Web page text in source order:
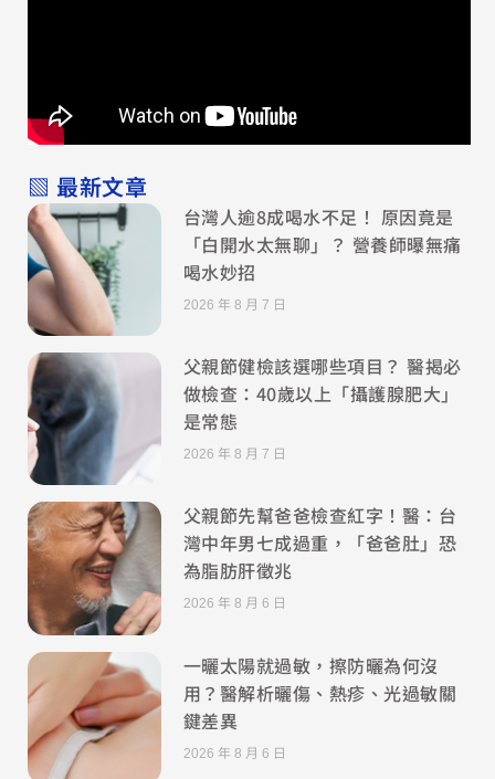
▧ 最新文章
台灣人逾8成喝水不足！ 原因竟是
「白開水太無聊」？ 營養師曝無痛
喝水妙招
2026 年 8 月 7 日
父親節健檢該選哪些項目？ 醫揭必
做檢查：40歲以上「攝護腺肥大」
是常態
2026 年 8 月 7 日
父親節先幫爸爸檢查紅字！醫：台
灣中年男七成過重，「爸爸肚」恐
為脂肪肝徵兆
2026 年 8 月 6 日
一曬太陽就過敏，擦防曬為何沒
用？醫解析曬傷、熱疹、光過敏關
鍵差異
2026 年 8 月 6 日